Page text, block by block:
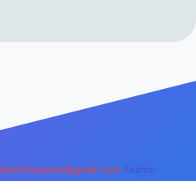
backlinkpaneli@gmail.com Teams: